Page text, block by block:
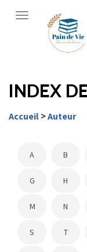
Librairie
INDEX
Accueil >Auteur
A B
G H
M N
S T